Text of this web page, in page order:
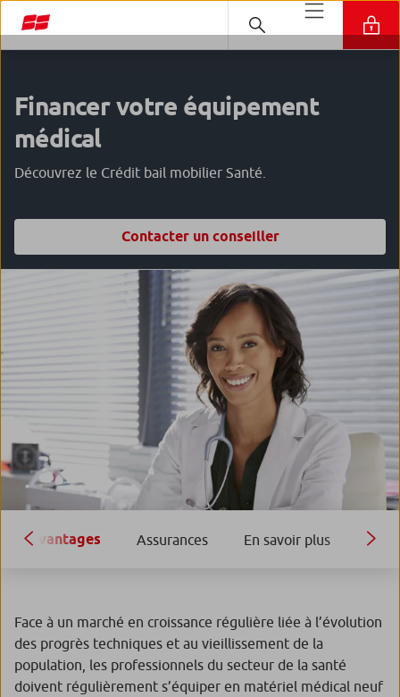
Financer votre équipement
médical
Découvrez le Crédit bail mobilier Santé.
Contacter un conseiller
Avantages Assurances En savoir plus
Face à un marché en croissance régulière liée à l’évolution
des progrès techniques et au vieillissement de la
population, les professionnels du secteur de la santé
doivent régulièrement s’équiper en matériel médical neuf